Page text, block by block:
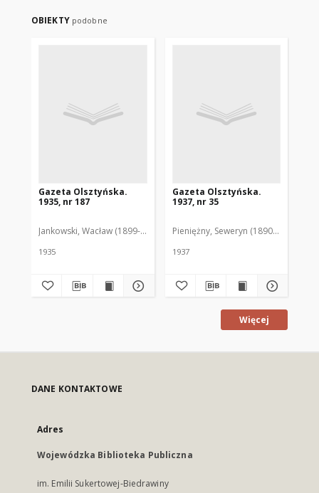
OBIEKTY podobne
Gazeta Olsztyńska.
1935, nr 187
Jankowski, Wacław (1899-1975). Red.
1935
Gazeta Olsztyńska.
1937, nr 35
Pieniężny, Seweryn (1890-1940). Red.
1937
Więcej
DANE KONTAKTOWE
Adres
Wojewódzka Biblioteka Publiczna
im. Emilii Sukertowej-Biedrawiny